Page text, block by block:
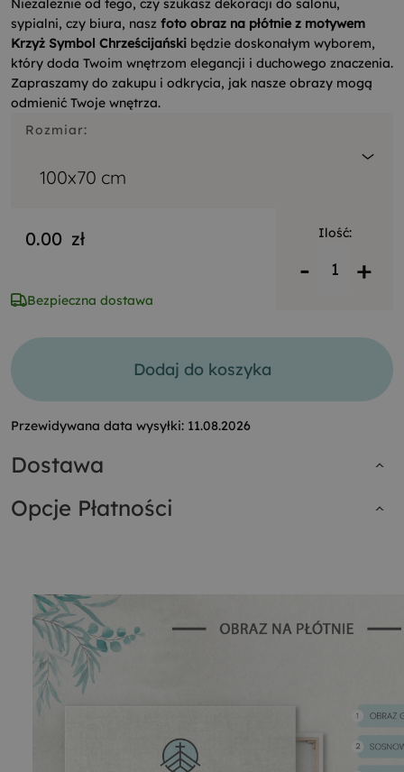
Niezależnie od tego, czy szukasz dekoracji do salonu,
sypialni, czy biura, nasz foto obraz na płótnie z motywem
Krzyż Symbol Chrześcijański będzie doskonałym wyborem,
który doda Twoim wnętrzom elegancji i duchowego znaczenia.
Zapraszamy do zakupu i odkrycia, jak nasze obrazy mogą
odmienić Twoje wnętrza.
Rozmiar:
100x70 cm
0.00 zł
Bezpieczna dostawa
Ilość:
- +
Dodaj do koszyka
Przewidywana data wysyłki: 11.08.2026
Dostawa
Opcje Płatności